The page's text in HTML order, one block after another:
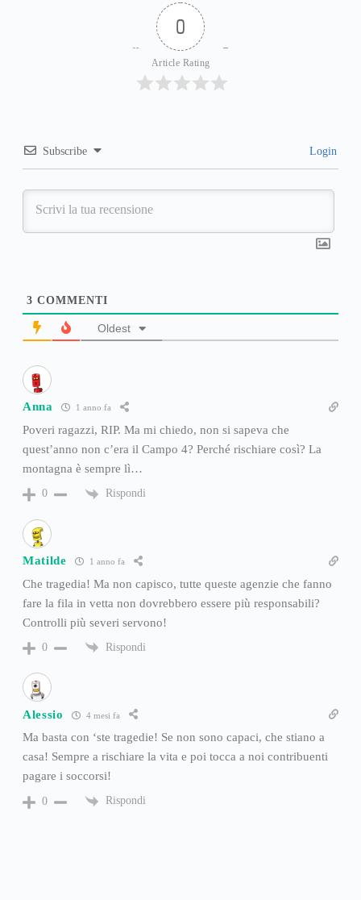
0
Article Rating
Subscribe Login
3 COMMENTI
Oldest
Anna 1 anno fa
Poveri ragazzi, RIP. Ma mi chiedo, non si sapeva che
quest’anno non c’era il Campo 4? Perché rischiare così? La
montagna è sempre lì…
0 Rispondi
Matilde 1 anno fa
Che tragedia! Ma non capisco, tutte queste agenzie che fanno
fare la fila in vetta non dovrebbero essere più responsabili?
Controlli più severi servono!
0 Rispondi
Alessio 4 mesi fa
Ma basta con ‘ste tragedie! Se non sono capaci, che stiano a
casa! Sempre a rischiare la vita e poi tocca a noi contribuenti
pagare i soccorsi!
0 Rispondi